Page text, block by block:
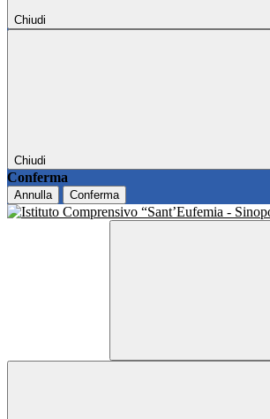
Chiudi
Chiudi
Conferma
Annulla Conferma